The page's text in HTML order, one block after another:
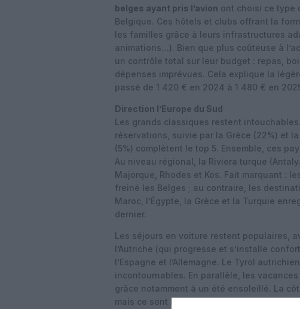
belges ayant pris l’avion ont choisi ce type
Belgique. Ces hôtels et clubs offrant la
les familles grâce à leurs infrastructures
animations…). Bien que plus coûteuse à
un contrôle total sur leur budget : repas,
dépenses imprévues. Cela explique la
passé de 1 420 € en 2024 à 1 480 € en
Direction l’Europe du Sud
Les grands classiques restent
réservations, suivie par la Grèce (22%) et
(5%) complètent le top 5. Ensemble, ces
Au niveau régional, la Riviera turque
Majorque, Rhodes et Kos. Fait marquant :
freiné les Belges ; au contraire, les
Maroc, l’Égypte, la Grèce et la Turquie
dernier.
Les séjours en voiture restent populaires,
l’Autriche (qui progresse et s’installe
l’Espagne et l’Allemagne. Le Tyrol
incontournables. En parallèle, les
grâce notamment à un été ensoleillé. La
mais ce sont les Ardennes et le Limbourg